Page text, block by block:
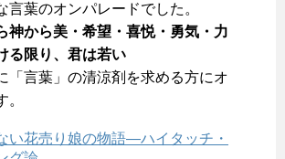
言葉のオンパレードでした。
神から美・希望・喜悦・勇気・力
る限り、君は若い
「言葉」の清涼剤を求める方にオ
。